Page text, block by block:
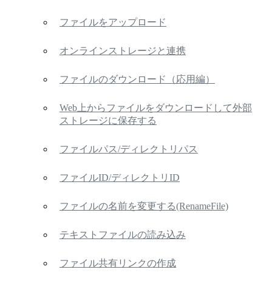
ファイルをアップロード
オンラインストレージと連携
ファイルのダウンロード（応用編）
Web上からファイルをダウンロードして外部
ストレージに保存する
ファイルパス/ディレクトリパス
ファイルID/ディレクトリID
ファイルの名前を変更する(RenameFile)
テキストファイルの読み込み
ファイル共有リンクの作成